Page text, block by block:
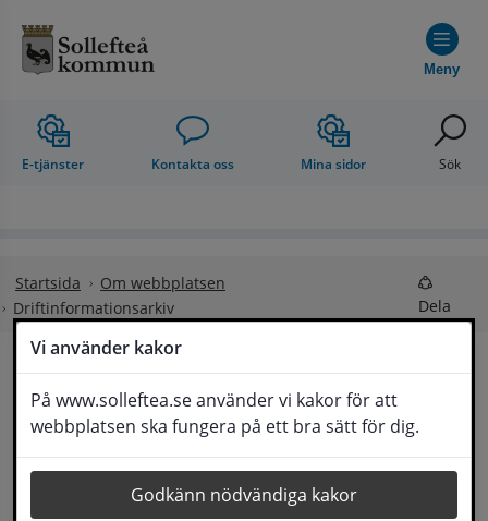
Vi använder kakor
På www.solleftea.se använder vi kakor för att
webbplatsen ska fungera på ett bra sätt för dig.
Godkänn nödvändiga kakor
Meny
E-tjänster Kontakta oss Mina sidor Sök
Startsida
Om webbplatsen
Driftinformationsarkiv
Dela
Driftinformationsarkiv